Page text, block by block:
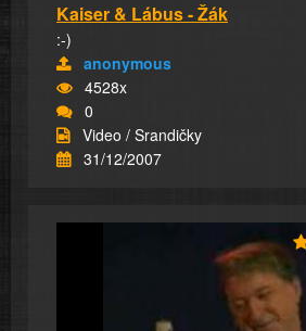
Kaiser & Lábus - Žák
:-)
anonymous
4528x
0
Video / Srandičky
31/12/2007